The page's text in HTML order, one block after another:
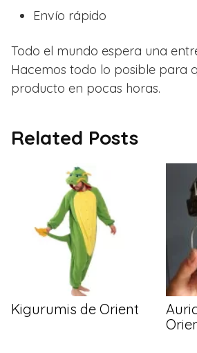
Envío rápido
Todo el mundo espera una
Hacemos todo lo posible para
producto en pocas horas.
Related Posts
Kigurumis de Orient